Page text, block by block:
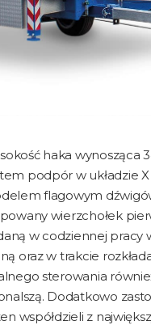
haka wynosząca
podpór w układzie
flagowym
wierzchołek
w codziennej
oraz w trakcie
sterowania
Dodatkowo
współdzieli z